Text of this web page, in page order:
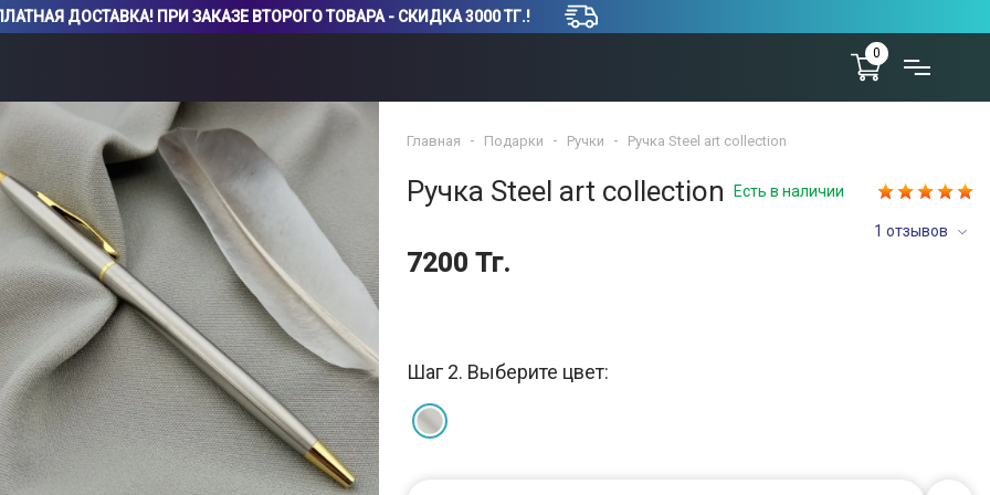
ДОСТАВКА! ПРИ ЗАКАЗЕ ВТОРОГО ТОВАРА - СКИДКА 3000 ТГ.!
0
Главная Подарки Ручки Ручка Steel art collection
Ручка Steel art collection Есть в наличии
1 отзывов
7200 Тг.
Шаг 2. Выберите цвет: